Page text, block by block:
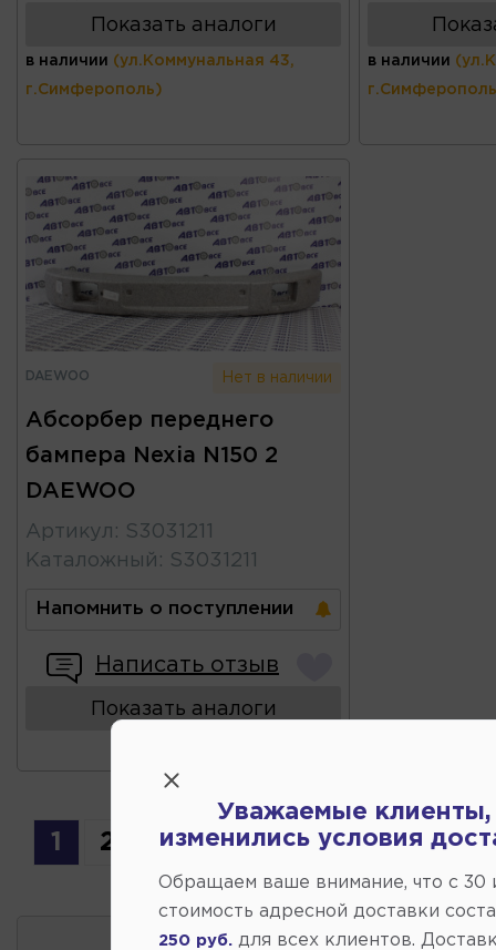
Показать аналоги
в наличии (ул.Коммунальная 43,
г.Симферополь)
в наличии
DAEWOO Нет в наличии
Абсорбер переднего
бампера Nexia N150 2
DAEWOO
Артикул : S3031211
Каталожный : S3031211
Напомнить о поступлении
Написать отзыв
Показать аналоги
1 2
Уважаемые клиенты,
изменились условия
Обращаем ваше внимание, что c 30
стоимость адресной доставки
250 руб.
для всех клиентов.